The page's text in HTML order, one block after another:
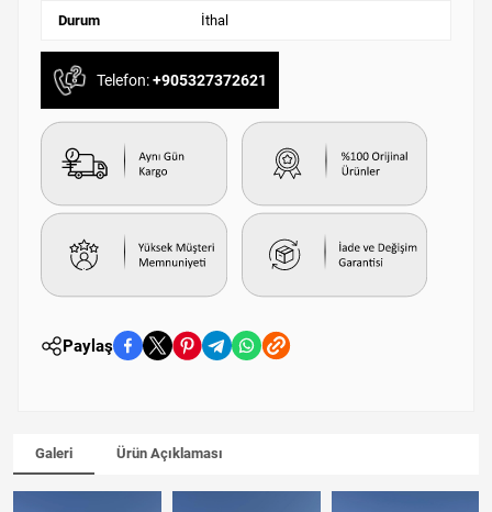
Durum İthal
Telefon:+905327372621
Paylaş
Galeri Ürün Açıklaması